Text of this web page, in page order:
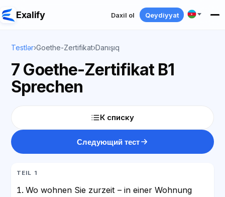
Exalify Daxil ol Qeydiyyat
Testlər›Goethe-Zertifikat›Danışıq
7 Goethe-Zertifikat B1
Sprechen
К списку
Следующий тест
TEIL 1
Wo wohnen Sie zurzeit – in einer Wohnung